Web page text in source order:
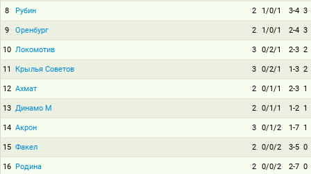
8 Рубин 2 1/0/1 3-4 3
9 Оренбург 2 1/0/1 2-4 3
10 Локомотив 3 0/2/1 2-3 2
11 Крылья Советов 3 0/2/1 1-3 2
12 Ахмат 2 0/1/1 2-3 1
13 Динамо М 2 0/1/1 1-2 1
14 Акрон 3 0/1/2 1-7 1
15 Факел 2 0/0/2 3-5 0
16 Родина 2 0/0/2 2-7 0